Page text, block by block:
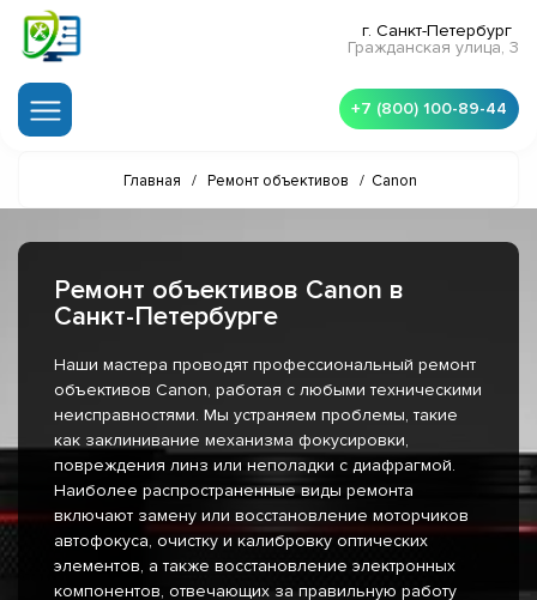
г. Санкт-Петербург
Гражданская улица, 3
+7 (800) 100-89-44
Главная / Ремонт объективов / Canon
Ремонт объективов Canon в
Санкт-Петербурге
Наши мастера проводят профессиональный ремонт
объективов Canon, работая с любыми техническими
неисправностями. Мы устраняем проблемы, такие
как заклинивание механизма фокусировки,
повреждения линз или неполадки с диафрагмой.
Наиболее распространенные виды ремонта
включают замену или восстановление моторчиков
автофокуса, очистку и калибровку оптических
элементов, а также восстановление электронных
компонентов, отвечающих за правильную работу